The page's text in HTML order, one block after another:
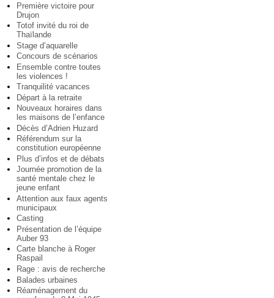
Première victoire pour
Drujon
Totof invité du roi de
Thaïlande
Stage d’aquarelle
Concours de scénarios
Ensemble contre toutes
les violences !
Tranquilité vacances
Départ à la retraite
Nouveaux horaires dans
les maisons de l’enfance
Décès d’Adrien Huzard
Référendum sur la
constitution européenne
Plus d’infos et de débats
Journée promotion de la
santé mentale chez le
jeune enfant
Attention aux faux agents
municipaux
Casting
Présentation de l’équipe
Auber 93
Carte blanche à Roger
Raspail
Rage : avis de recherche
Balades urbaines
Réaménagement du